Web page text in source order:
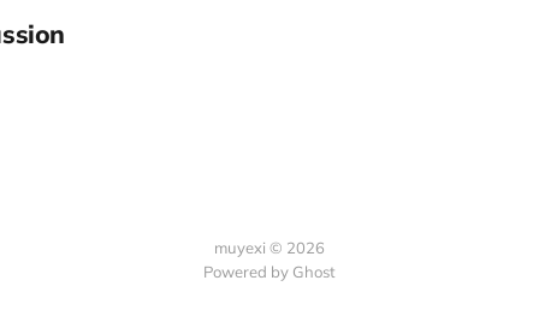
muyexi © 2026
Powered by Ghost